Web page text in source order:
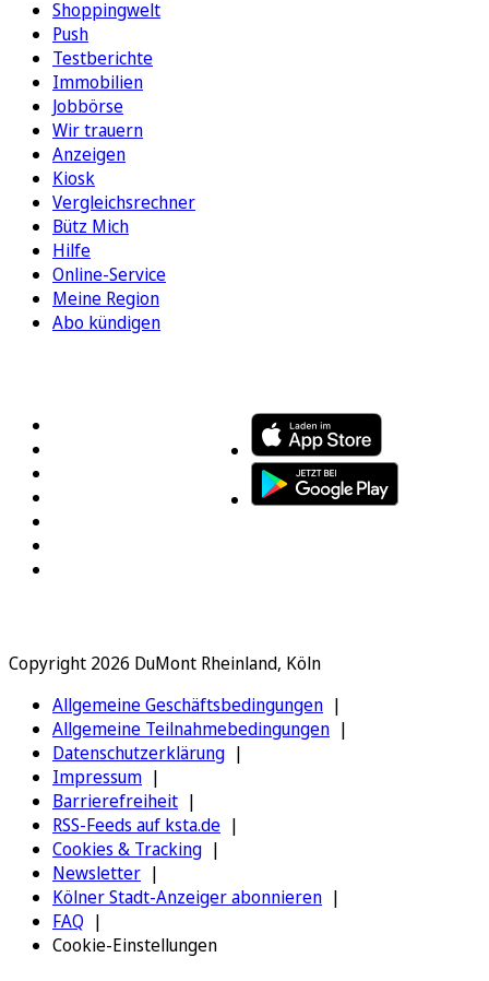
Shoppingwelt
Push
Testberichte
Immobilien
Jobbörse
Wir trauern
Anzeigen
Kiosk
Vergleichsrechner
Bütz Mich
Hilfe
Online-Service
Meine Region
Abo kündigen
Copyright 2026 DuMont Rheinland, Köln
Allgemeine Geschäftsbedingungen
Allgemeine Teilnahmebedingungen
Datenschutzerklärung
Impressum
Barrierefreiheit
RSS-Feeds auf ksta.de
Cookies & Tracking
Newsletter
Kölner Stadt-Anzeiger abonnieren
FAQ
Cookie-Einstellungen